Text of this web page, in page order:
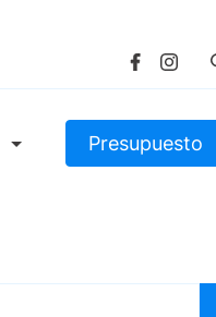
Presupuesto